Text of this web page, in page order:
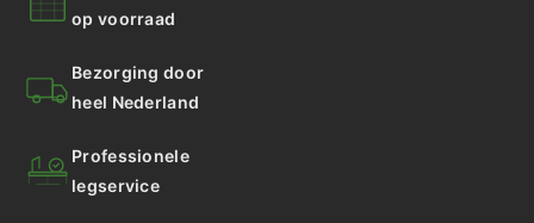
op voorraad
Bezorging door
heel Nederland
Professionele
legservice